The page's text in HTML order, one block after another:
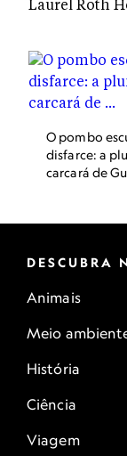
O pombo
disfarce: a
carcará de
DESCUBRA
Animais
Meio
História
Ciência
Viagem